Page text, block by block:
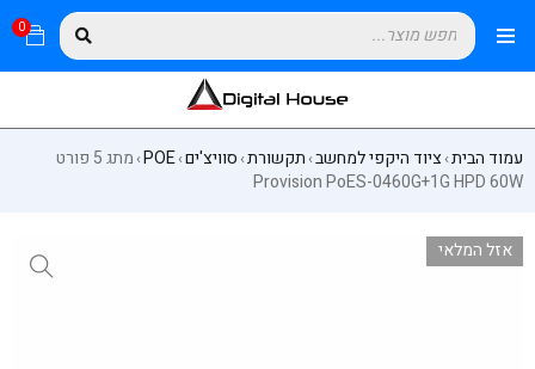
0
עמוד הבית›ציוד היקפי למחשב›תקשורת›סוויצ'ים›
POE
›
מתג 5 פורט
Provision PoES-0460G+1G HPD 60W
אזל המלאי